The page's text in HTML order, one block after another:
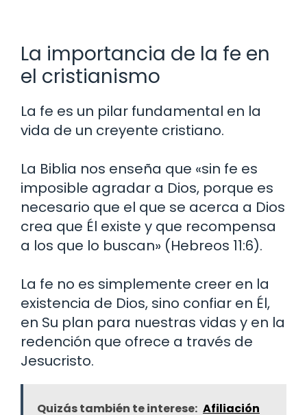
La importancia de la fe en
el cristianismo
La fe es un pilar fundamental en la
vida de un creyente cristiano.
La Biblia nos enseña que «sin fe es
imposible agradar a Dios, porque es
necesario que el que se acerca a Dios
crea que Él existe y que recompensa
a los que lo buscan» (Hebreos 11:6).
La fe no es simplemente creer en la
existencia de Dios, sino confiar en Él,
en Su plan para nuestras vidas y en la
redención que ofrece a través de
Jesucristo.
Quizás también te interese: Afiliación